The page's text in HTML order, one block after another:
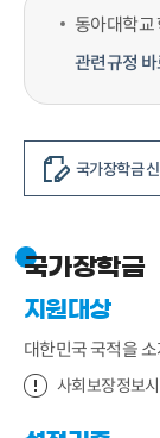
동아대학교
관련규정 바
국가장학금
국가장학금
지원대상
대한민국 국적을
사회보장정보